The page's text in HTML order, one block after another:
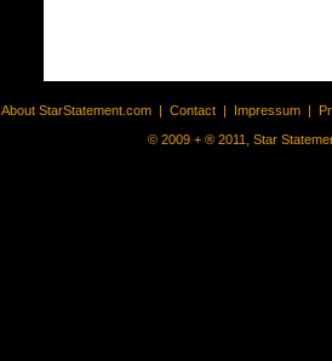
About StarStatement.com | Contact | Impressum |
© 2009 + ® 2011, Star